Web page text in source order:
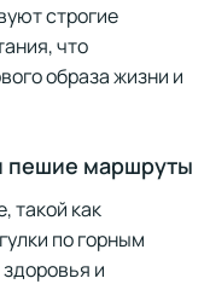
строгие
что
образа жизни и
пешие маршруты
такой как
по горным
и